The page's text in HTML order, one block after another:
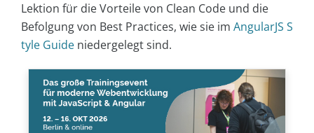
Lektion für die Vorteile von Clean Code und die
Befolgung von Best Practices, wie sie im AngularJS S
tyle Guide niedergelegt sind.